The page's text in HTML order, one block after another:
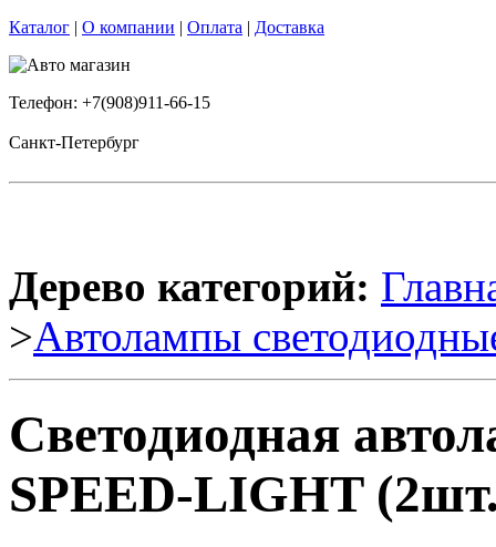
Каталог | О компании | Оплата | Доставка
Телефон: +7(908)911-66-15
Санкт-Петербург
Дерево категорий:
>Автолампы
Светодиодная
SPEED-LIGHT